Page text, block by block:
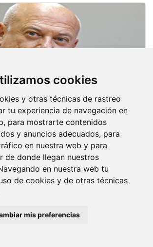
cookies
y otras técnicas de rastreo
tu experiencia de navegación en
para mostrarte contenidos
y anuncios adecuados, para
en nuestra web y para
de donde llegan nuestros
en nuestra web tu
de cookies y de otras técnicas
mis preferencias
Don Bernardo Palomo